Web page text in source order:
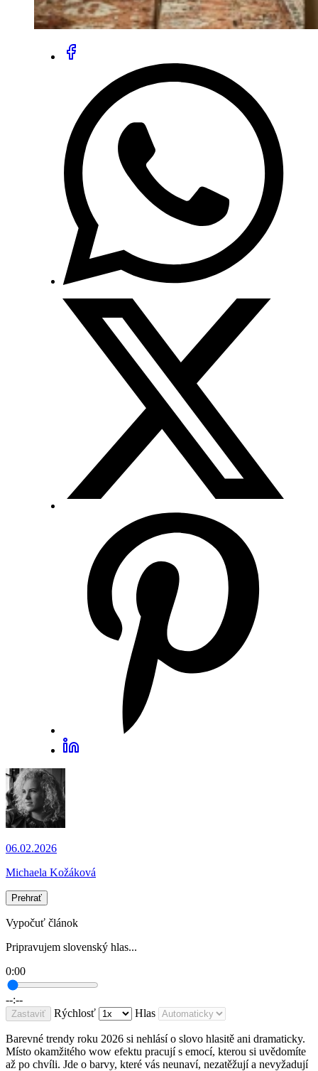
06.02.2026
Michaela Kožáková
Prehrať
Vypočuť článok
Pripravujem slovenský hlas...
0:00
--:--
Zastaviť Rýchlosť Hlas
Barevné trendy roku 2026 si nehlásí o slovo hlasitě ani dramaticky.
Místo okamžitého wow efektu pracují s emocí, kterou si uvědomíte
až po chvíli. Jde o barvy, které vás neunaví, nezatěžují a nevyžadují